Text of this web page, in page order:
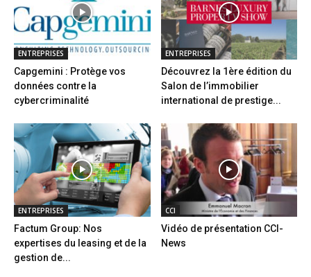
ENTREPRISES
Capgemini : Protège vos
données contre la
cybercriminalité
ENTREPRISES
Découvrez la 1ère édition du
Salon de l’immobilier
international de prestige...
ENTREPRISES
Factum Group: Nos
expertises du leasing et de la
gestion de...
CCI
Vidéo de présentation CCI-
News